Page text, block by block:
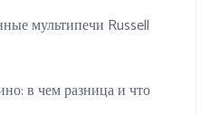
мультипечи Russell
в чем разница и что